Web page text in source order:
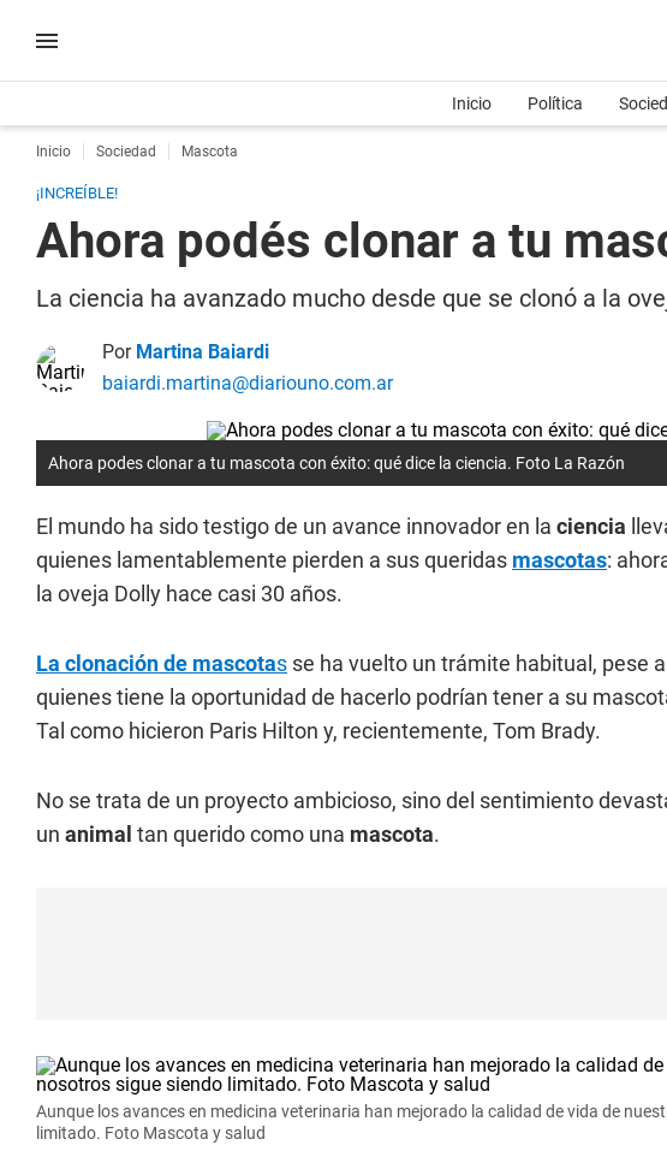
Inicio Política
Inicio Sociedad Mascota
¡INCREÍBLE!
Ahora podés clonar a tu
La ciencia ha avanzado mucho desde que se clonó a la
Por Martina Baiardi
baiardi.martina@diariouno.com.ar
Ahora podes clonar a tu mascota con éxito: qué dice la ciencia. Foto La Razón
El mundo ha sido testigo de un avance innovador en la ciencia
quienes lamentablemente pierden a sus queridas mascotas:
la oveja Dolly hace casi 30 años.
La clonación de mascotas se ha vuelto un trámite habitual, pese
quienes tiene la oportunidad de hacerlo podrían tener a su
Tal como hicieron Paris Hilton y, recientemente, Tom Brady.
No se trata de un proyecto ambicioso, sino del sentimiento
un animal tan querido como una mascota.
Aunque los avances en medicina veterinaria han mejorado la calidad de vida de
limitado. Foto Mascota y salud